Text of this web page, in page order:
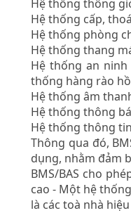
Hệ thống thông
Hệ thống cấp,
Hệ thống phòng
Hệ thống thang
Hệ thống an
thống hàng rào
Hệ thống âm
Hệ thống thông
Hệ thống thông
Thông qua đó,
dụng, nhằm đảm
BMS/BAS cho
cao - Một hệ
là các toà nhà